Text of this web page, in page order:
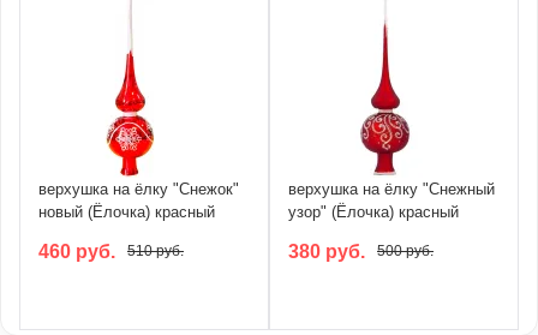
верхушка на ёлку "Снежок"
новый (Ёлочка) красный
460 руб. 510 руб.
верхушка на ёлку "Снежный
узор" (Ёлочка) красный
380 руб. 500 руб.